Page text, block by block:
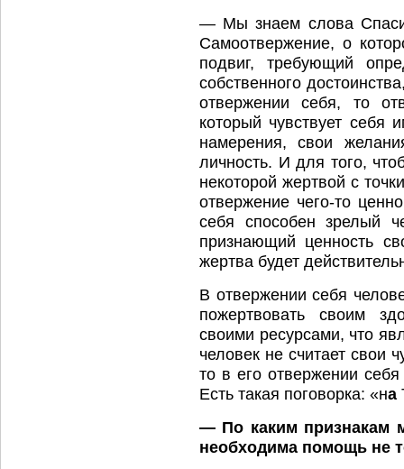
— Мы знаем слова
Самоотвержение, о
подвиг, требующий
собственного
отвержении себя, то
который чувствует
намерения, свои
личность. И для того,
некоторой жертвой с
отвержение чего-то
себя способен зрелый
признающий ценность
жертва будет
В отвержении себя
пожертвовать своим
своими ресурсами, что
человек не считает свои
то в его отвержении
Есть такая поговорка: «на
— По каким признакам
необходима помощь не